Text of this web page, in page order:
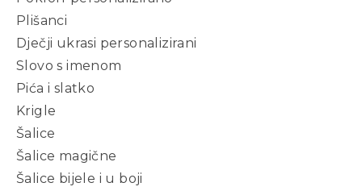
Plišanci
Dječji ukrasi personalizirani
Slovo s imenom
Pića i slatko
Krigle
Šalice
Šalice magične
Šalice bijele i u boji